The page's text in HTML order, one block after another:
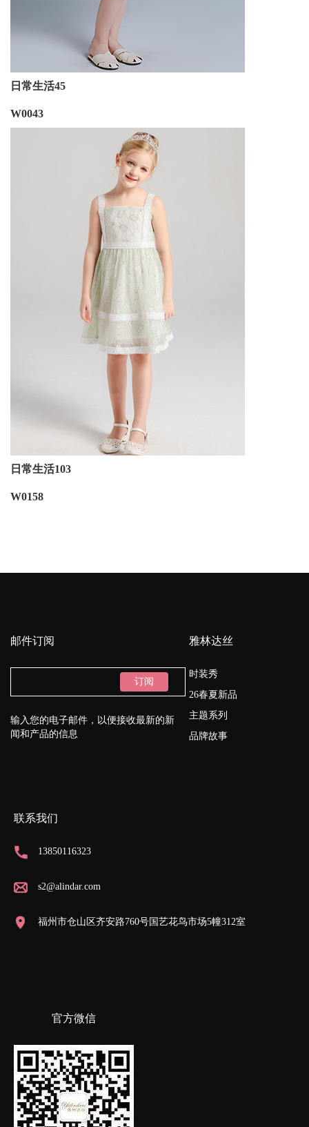
日常生活45
W0043
日常生活103
W0158
邮件订阅
订阅
输入您的电子邮件，以便接收最新的新
闻和产品的信息
雅林达丝
时装秀
26春夏新品
主题系列
品牌故事
联系我们
13850116323
s2@alindar.com
福州市仓山区齐安路760号国艺花鸟市场5幢312室
官方微信